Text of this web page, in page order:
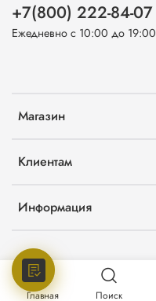
Магазин
Клиентам
Информация
+7(800) 222-84-07
Ежедневно с 10:00 до 19:00
Главная Поиск